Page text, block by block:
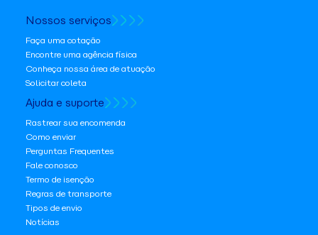
Nossos serviços
Faça uma cotação
Encontre uma agência física
Conheça nossa área de atuação
Solicitar coleta
Ajuda e suporte
Rastrear sua encomenda
Como enviar
Perguntas Frequentes
Fale conosco
Termo de isenção
Regras de transporte
Tipos de envio
Notícias